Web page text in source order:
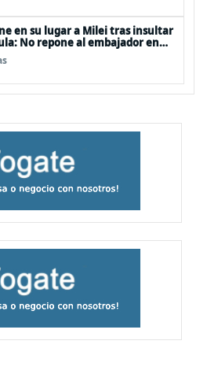
en su lugar a Milei tras insultar
No repone al embajador en
la relación bilateral